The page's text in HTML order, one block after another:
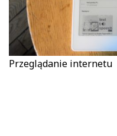
Przeglądanie internetu